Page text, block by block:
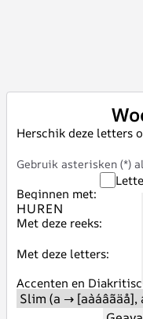
Herschik deze letters
Gebruik asterisken (*)
Beginnen met:
Met deze reeks:
Met deze letters:
Accenten en